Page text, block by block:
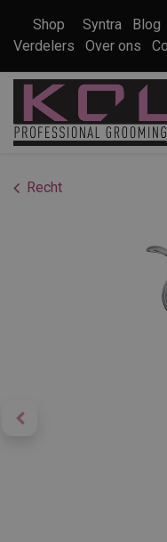
Shop Syntra Blog
Verdelers
Over ons
Recht